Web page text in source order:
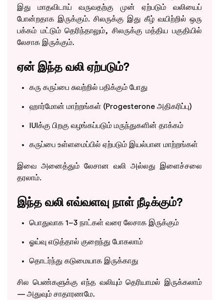
இது மாதவிடாய் வருவதற்கு முன் ஏற்படும் வலியைப்
போன்றதாக இருக்கும். சிலருக்கு இது கீழ் வயிற்றில் ஒரு
பக்கம் மட்டும் தெரிந்தாலும், சிலருக்கு மத்திய பகுதியில்
லேசாக இருக்கும்.
ஏன் இந்த வலி ஏற்படும்?
கரு கருப்பை சுவற்றில் பதிக்கும் போது
ஹார்மோன் மாற்றங்கள் (Progesterone அதிகரிப்பு)
IUIக்கு பிறகு வழங்கப்படும் மருந்துகளின் தாக்கம்
கருப்பை உள்ளமைப்பில் ஏற்படும் இயல்பான மாற்றங்கள்
இவை அனைத்தும் லேசான வலி அல்லது இளைச்சலை
தரலாம்.
இந்த வலி எவ்வளவு நாள் நீடிக்கும்?
பொதுவாக 1–3 நாட்கள் வரை லேசாக இருக்கும்
ஓய்வு எடுத்தால் குறைந்து போகலாம்
தொடர்ந்து கடுமையாக இருக்காது
சில பெண்களுக்கு எந்த வலியும் தெரியாமல் இருக்கலாம்
— அதுவும் சாதாரணமே.